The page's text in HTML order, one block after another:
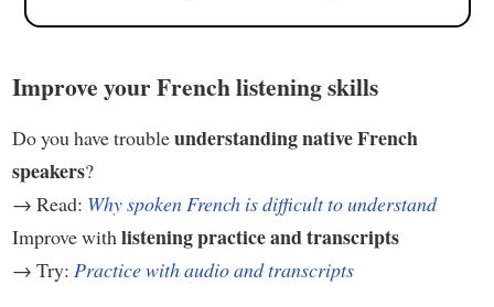
Improve your French listening skills
Do you have troubleunderstanding native French
speakers?
→ Read: Why spoken French is difficult to understand
Improve with listening practice and transcripts
→ Try: Practice with audio and transcripts